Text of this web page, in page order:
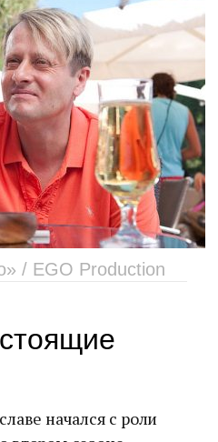
/ EGO Production
начался с роли